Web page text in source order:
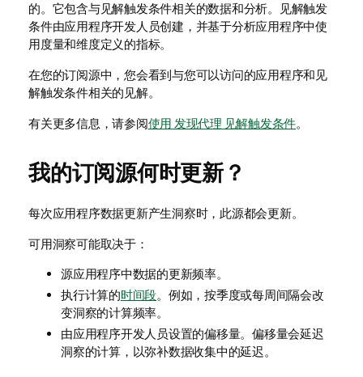
的。它包含与见解触发条件相关的数据和分析。见解触发
条件由应用程序开发人员创建，并基于分析应用程序中使
用度量和维度定义的指标。
在您的订阅源中，您会看到与您可以访问的应用程序和见
解触发条件相关的见解。
有关更多信息，请参阅使用 发现代理 见解触发条件。
我的订阅源何时更新？
每次应用程序数据更新产生洞察时，此源都会更新。
可用洞察可能取决于：
源应用程序中数据的更新频率。
执行计算的时间段。例如，按季度或每周间隔会改
变洞察的计算频率。
由应用程序开发人员设置的偏移量。偏移量会延迟
洞察的计算，以弥补数据收集中的延迟。